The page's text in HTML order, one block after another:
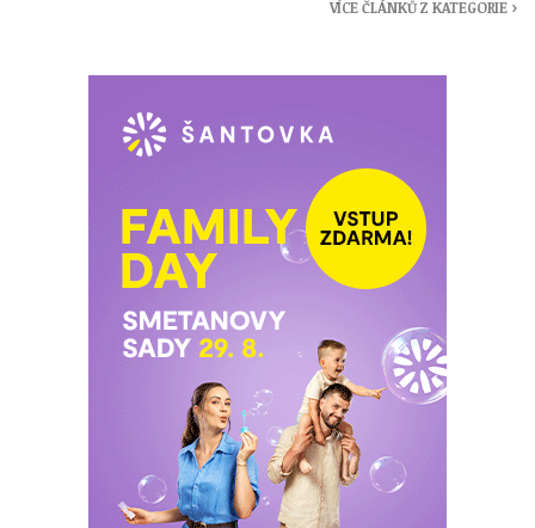
VÍCE ČLÁNKŮ Z KATEGORIE ›